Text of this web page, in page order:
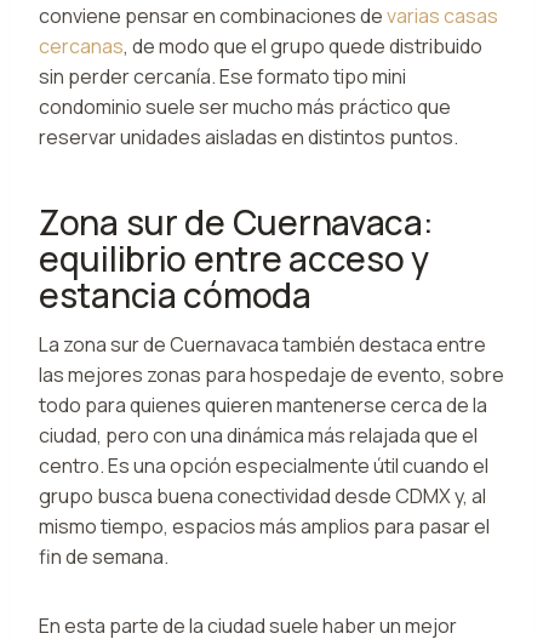
conviene pensar en combinaciones devarias casas
cercanas, de modo que el grupo quede distribuido
sin perder cercanía. Ese formato tipo mini
condominio suele ser mucho más práctico que
reservar unidades aisladas en distintos puntos.
Zona sur de Cuernavaca:
equilibrio entre acceso y
estancia cómoda
La zona sur de Cuernavaca también destaca entre
las mejores zonas para hospedaje de evento, sobre
todo para quienes quieren mantenerse cerca de la
ciudad, pero con una dinámica más relajada que el
centro. Es una opción especialmente útil cuando el
grupo busca buena conectividad desde CDMX y, al
mismo tiempo, espacios más amplios para pasar el
fin de semana.
En esta parte de la ciudad suele haber un mejor